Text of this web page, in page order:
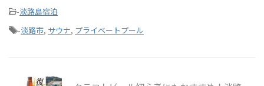
-淡路島宿泊
-淡路市, サウナ, プライベートプール